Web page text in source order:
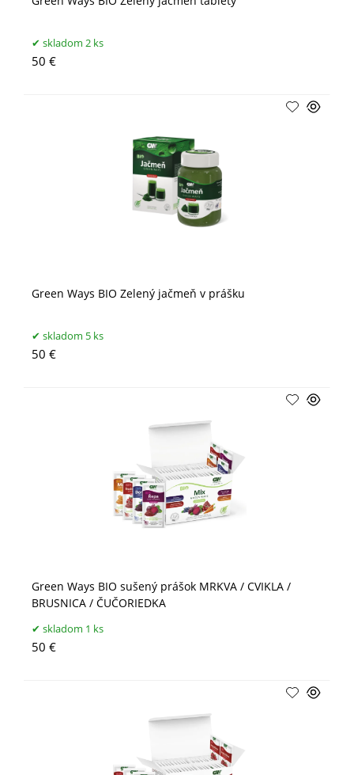
skladom 2 ks
50 €
Green Ways BIO Zelený jačmeň v prášku
skladom 5 ks
50 €
Green Ways BIO sušený prášok MRKVA / CVIKLA /
BRUSNICA / ČUČORIEDKA
skladom 1 ks
50 €